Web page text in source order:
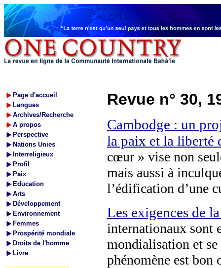
Page d'accueil
Langues
Archives/Recherche
A propos
Perspective
Nations Unies
Interreligieux
Profil
Paix
Education
Arts
Développement
Environnement
Femmes
Prospérité mondiale
Droits de l'homme
Livre
Revue n° 30,
Cambodge : un
la paix et la liberté
cœur » vise non
mais aussi à
l’édification d’une
Les exigences de
internationaux sont
mondialisation et
phénomène est bon